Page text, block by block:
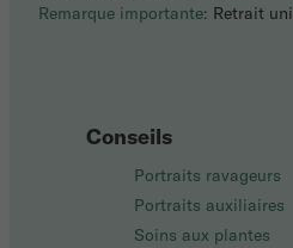
Conseils
Portraits ravageurs
Portraits auxiliaires
Soins aux plantes
Remarque importante: Retrait